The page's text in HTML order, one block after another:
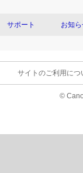
サポート お知
サイトのご利用につ
©